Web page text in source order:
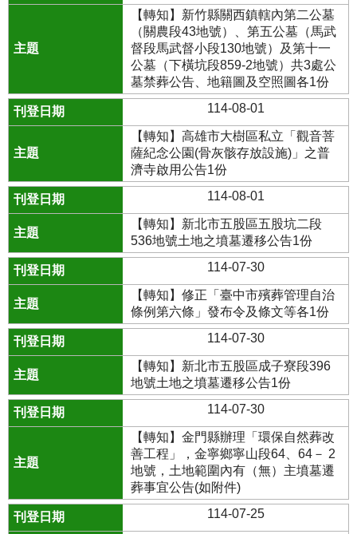
【轉知】新竹縣關西鎮轄內第二公墓
（關農段43地號）、第五公墓（馬武
督段馬武督小段130地號）及第十一
公墓（下橫坑段859-2地號）共3處公
墓禁葬公告、地籍圖及空照圖各1份
114-08-01
【轉知】高雄市大樹區私立「觀音菩
薩紀念公園(骨灰骸存放設施)」之普
濟寺啟用公告1份
114-08-01
【轉知】新北市五股區五股坑二段
536地號土地之墳墓遷移公告1份
114-07-30
【轉知】修正「臺中市殯葬管理自治
條例第六條」發布令及條文等各1份
114-07-30
【轉知】新北市五股區成子寮段396
地號土地之墳墓遷移公告1份
114-07-30
【轉知】金門縣辦理「環保自然葬改
善工程」，金寧鄉寧山段64、64－ 2
地號，土地範圍內有（無）主墳墓遷
葬事宜公告(如附件)
114-07-25